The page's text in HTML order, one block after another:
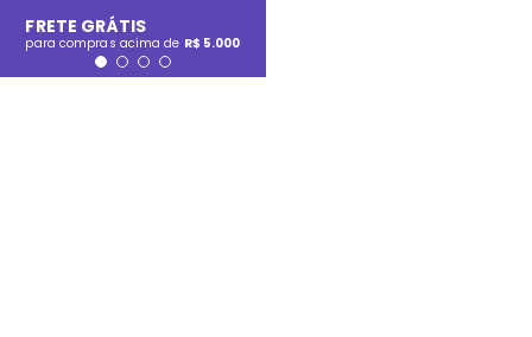
FRETE GRÁTIS
para compras acima de R$ 5.000